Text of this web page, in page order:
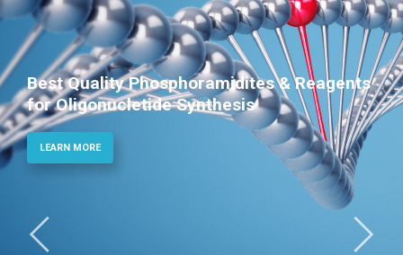
Phosphoramidites for Diagnostic and
Therapeutic Applications
LEARN MORE